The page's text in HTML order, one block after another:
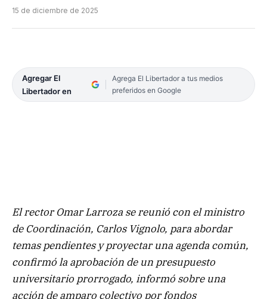
15 de diciembre de 2025
Agregar El
Libertador en
Agrega El Libertador a tus medios
preferidos en Google
El rector Omar Larroza se reunió con el ministro
de Coordinación, Carlos Vignolo, para abordar
temas pendientes y proyectar una agenda común,
confirmó la aprobación de un presupuesto
universitario prorrogado, informó sobre una
acción de amparo colectivo por fondos